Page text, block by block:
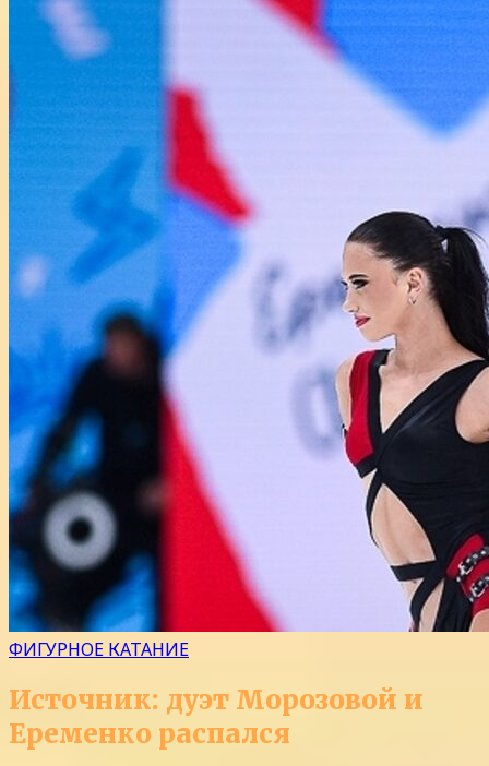
ФИГУРНОЕ КАТАНИЕ
Источник: дуэт Морозовой и
Еременко распался